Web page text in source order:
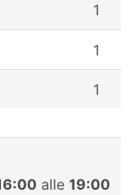
1
1
1
alle 19:00